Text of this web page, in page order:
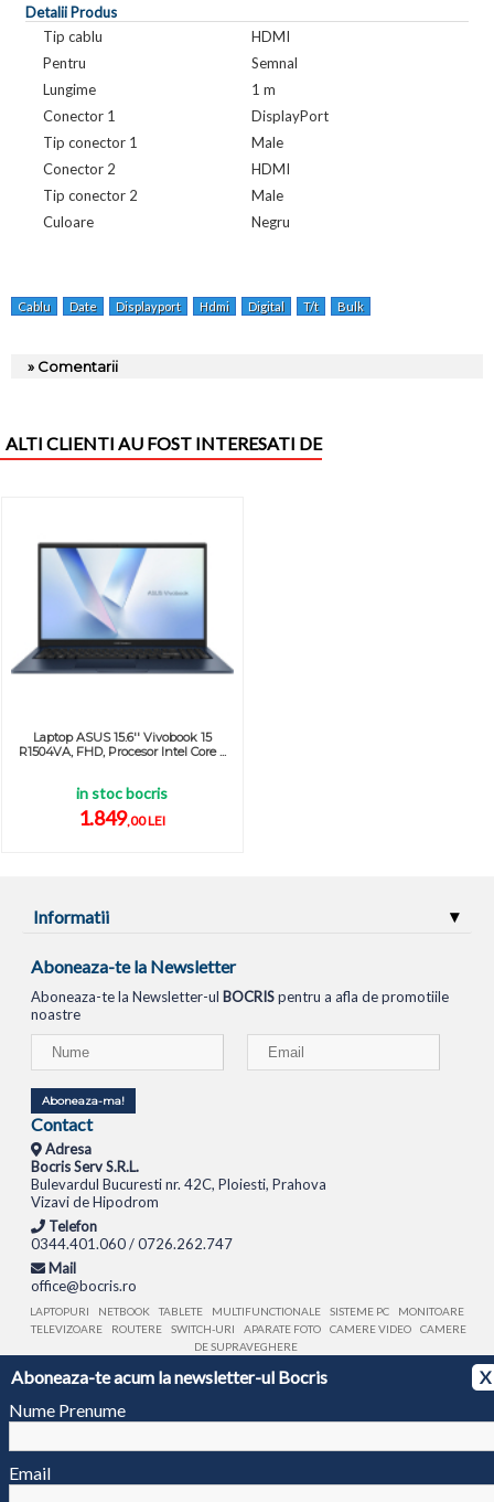
Aboneaza-te acum la newsletter-ul Bocris
X
Nume Prenume
Email
Detalii Produs
Tip cablu
HDMI
Pentru
Semnal
Lungime
1 m
Conector 1
DisplayPort
Tip conector 1
Male
Conector 2
HDMI
Tip conector 2
Male
Culoare
Negru
Cablu Date Displayport Hdmi Digital T/t Bulk
» Comentarii
ALTI CLIENTI AU FOST INTERESATI DE
Laptop ASUS 15.6'' Vivobook 15
R1504VA, FHD, Procesor Intel Core ...
in stoc bocris
1.849,00 LEI
Informatii
Aboneaza-te la Newsletter
Aboneaza-te la Newsletter-ul BOCRISpentru a afla de promotiile
noastre
Aboneaza-ma!
Contact
Adresa
Bocris Serv S.R.L.
Bulevardul Bucuresti nr. 42C, Ploiesti, Prahova
Vizavi de Hipodrom
Telefon
0344.401.060 / 0726.262.747
Mail
office@bocris.ro
LAPTOPURI NETBOOK TABLETE MULTIFUNCTIONALE SISTEME PC
MONITOARE
TELEVIZOARE
ROUTERE SWITCH-URI APARATE FOTO CAMERE VIDEO
CAMERE
DE SUPRAVEGHERE